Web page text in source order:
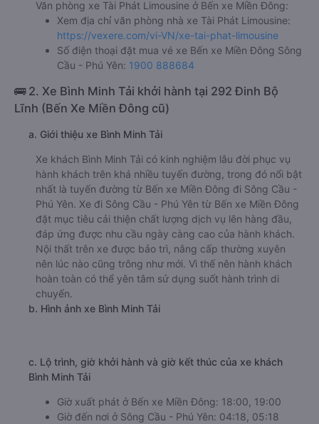
Văn phòng xe Tài Phát Limousine ở Bến xe Miền Đông:
Xem địa chỉ văn phòng nhà xe Tài Phát Limousine:
https://vexere.com/vi-VN/xe-tai-phat-limousine
Số điện thoại đặt mua vé xe Bến xe Miền Đông Sông
Cầu - Phú Yên: 1900 888684
🚌 2. Xe Bình Minh Tải khởi hành tại 292 Đinh Bộ
Lĩnh (Bến Xe Miền Đông cũ)
a. Giới thiệu xe Bình Minh Tải
Xe khách Bình Minh Tải có kinh nghiệm lâu đời phục vụ
hành khách trên khá nhiều tuyến đường, trong đó nổi bật
nhất là tuyến đường từ Bến xe Miền Đông đi Sông Cầu -
Phú Yên. Xe đi Sông Cầu - Phú Yên từ Bến xe Miền Đông
đặt mục tiêu cải thiện chất lượng dịch vụ lên hàng đầu,
đáp ứng được nhu cầu ngày càng cao của hành khách.
Nội thất trên xe được bảo trì, nâng cấp thường xuyên
nên lúc nào cũng trông như mới. Vì thế nên hành khách
hoàn toàn có thể yên tâm sử dụng suốt hành trình di
chuyển.
b. Hình ảnh xe Bình Minh Tải
c. Lộ trình, giờ khởi hành và giờ kết thúc của xe khách
Bình Minh Tải
Giờ xuất phát ở Bến xe Miền Đông: 18:00, 19:00
Giờ đến nơi ở Sông Cầu - Phú Yên: 04:18, 05:18